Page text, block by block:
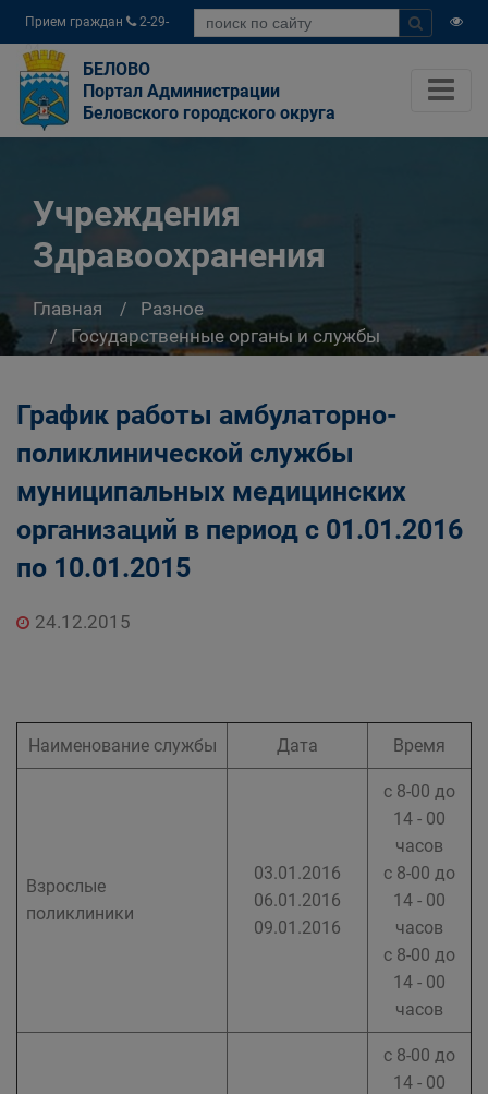
Прием граждан
2-29-
04
БЕЛОВО
Портал Администрации
Беловского городского округа
Учреждения
Здравоохранения
Главная
Разное
Государственные органы и службы
информируют
График работы амбулаторно-
поликлинической службы
муниципальных медицинских
организаций в период с 01.01.2016
по 10.01.2015
24.12.2015
Наименование службы Дата Время
Взрослые
поликлиники
03.01.2016
06.01.2016
09.01.2016
с 8-00 до
14 - 00
часов
с 8-00 до
14 - 00
часов
с 8-00 до
14 - 00
часов
с 8-00 до
14 - 00